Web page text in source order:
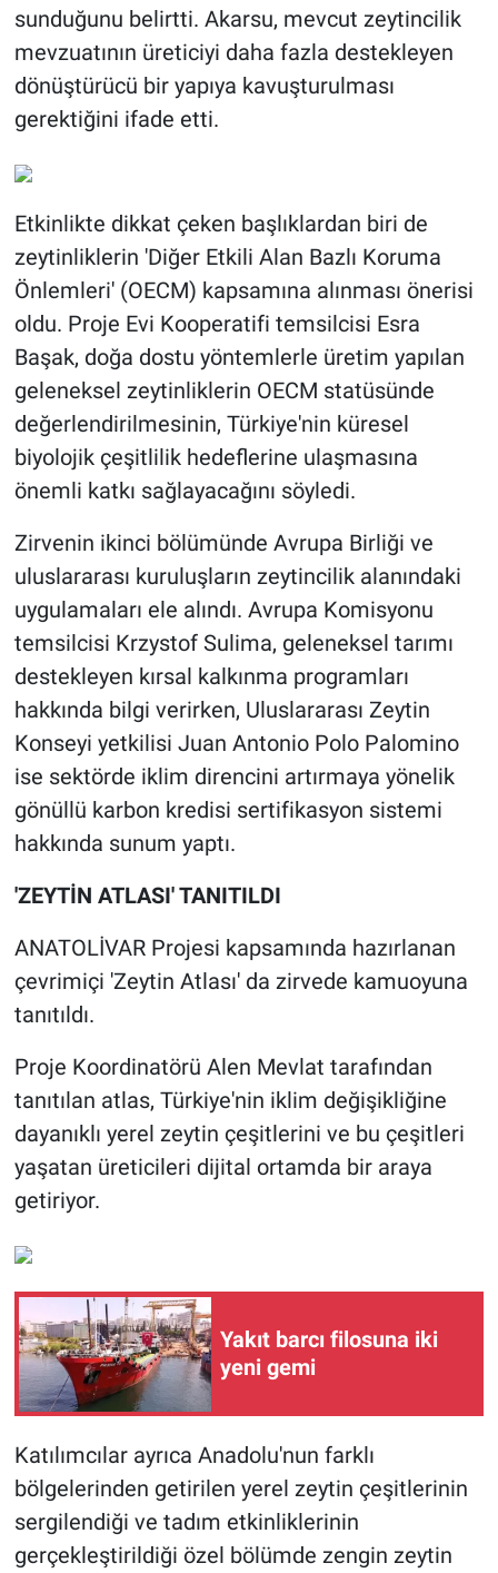
sunduğunu belirtti. Akarsu, mevcut zeytincilik
mevzuatının üreticiyi daha fazla destekleyen
dönüştürücü bir yapıya kavuşturulması
gerektiğini ifade etti.
Etkinlikte dikkat çeken başlıklardan biri de
zeytinliklerin 'Diğer Etkili Alan Bazlı Koruma
Önlemleri' (OECM) kapsamına alınması önerisi
oldu. Proje Evi Kooperatifi temsilcisi Esra
Başak, doğa dostu yöntemlerle üretim yapılan
geleneksel zeytinliklerin OECM statüsünde
değerlendirilmesinin, Türkiye'nin küresel
biyolojik çeşitlilik hedeflerine ulaşmasına
önemli katkı sağlayacağını söyledi.
Zirvenin ikinci bölümünde Avrupa Birliği ve
uluslararası kuruluşların zeytincilik alanındaki
uygulamaları ele alındı. Avrupa Komisyonu
temsilcisi Krzystof Sulima, geleneksel tarımı
destekleyen kırsal kalkınma programları
hakkında bilgi verirken, Uluslararası Zeytin
Konseyi yetkilisi Juan Antonio Polo Palomino
ise sektörde iklim direncini artırmaya yönelik
gönüllü karbon kredisi sertifikasyon sistemi
hakkında sunum yaptı.
'ZEYTİN ATLASI' TANITILDI
ANATOLİVAR Projesi kapsamında hazırlanan
çevrimiçi 'Zeytin Atlası' da zirvede kamuoyuna
tanıtıldı.
Proje Koordinatörü Alen Mevlat tarafından
tanıtılan atlas, Türkiye'nin iklim değişikliğine
dayanıklı yerel zeytin çeşitlerini ve bu çeşitleri
yaşatan üreticileri dijital ortamda bir araya
getiriyor.
Yakıt barcı filosuna iki
yeni gemi
Katılımcılar ayrıca Anadolu'nun farklı
bölgelerinden getirilen yerel zeytin çeşitlerinin
sergilendiği ve tadım etkinliklerinin
gerçekleştirildiği özel bölümde zengin zeytin